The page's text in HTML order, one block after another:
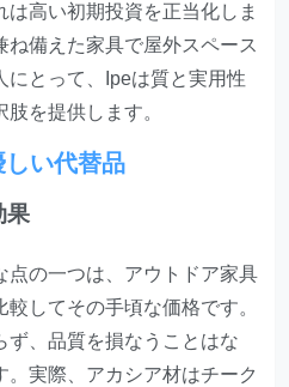
高い初期投資を正当化しま
備えた家具で屋外スペース
にとって、Ipeは質と実用性
を提供します。
い代替品
果
点の一つは、アウトドア家具
してその手頃な価格です。
ず、品質を損なうことはな
。実際、アカシア材はチーク